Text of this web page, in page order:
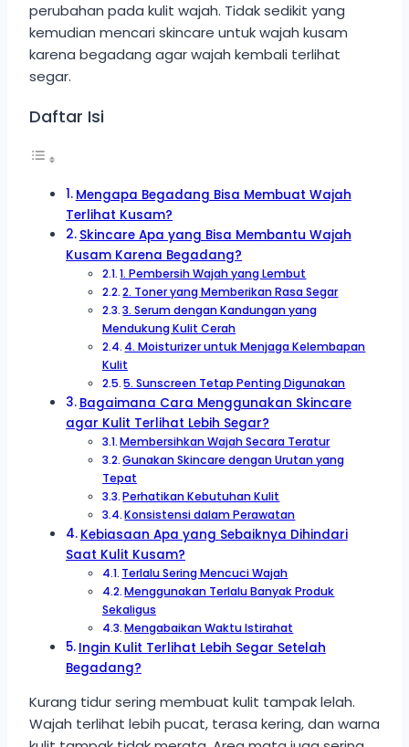
perubahan pada kulit wajah. Tidak sedikit yang
kemudian mencari skincare untuk wajah kusam
karena begadang agar wajah kembali terlihat
segar.
Daftar Isi
Mengapa Begadang Bisa Membuat Wajah
Terlihat Kusam?
Skincare Apa yang Bisa Membantu Wajah
Kusam Karena Begadang?
1. Pembersih Wajah yang Lembut
2. Toner yang Memberikan Rasa Segar
3. Serum dengan Kandungan yang
Mendukung Kulit Cerah
4. Moisturizer untuk Menjaga Kelembapan
Kulit
5. Sunscreen Tetap Penting Digunakan
Bagaimana Cara Menggunakan Skincare
agar Kulit Terlihat Lebih Segar?
Membersihkan Wajah Secara Teratur
Gunakan Skincare dengan Urutan yang
Tepat
Perhatikan Kebutuhan Kulit
Konsistensi dalam Perawatan
Kebiasaan Apa yang Sebaiknya Dihindari
Saat Kulit Kusam?
Terlalu Sering Mencuci Wajah
Menggunakan Terlalu Banyak Produk
Sekaligus
Mengabaikan Waktu Istirahat
Ingin Kulit Terlihat Lebih Segar Setelah
Begadang?
Kurang tidur sering membuat kulit tampak lelah.
Wajah terlihat lebih pucat, terasa kering, dan warna